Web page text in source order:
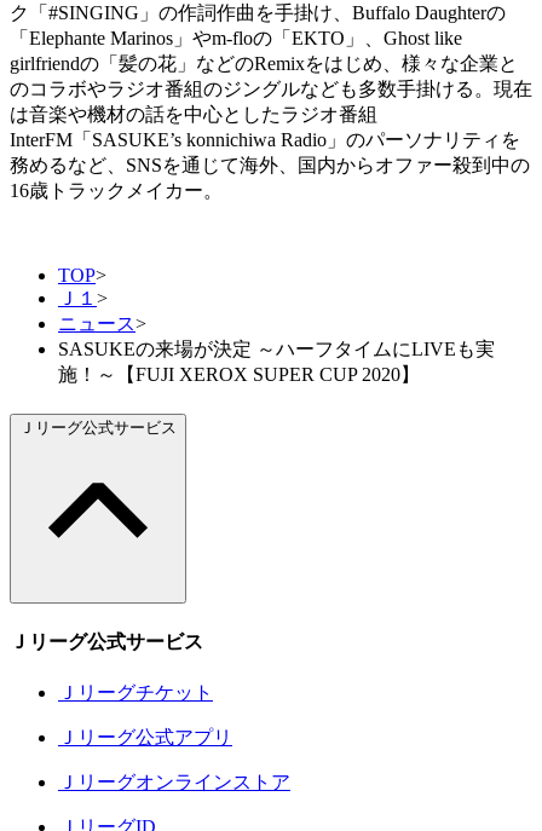
ク「#SINGING」の作詞作曲を手掛け、Buffalo Daughterの
「Elephante Marinos」やm-floの「EKTO」、Ghost like
girlfriendの「髪の花」などのRemixをはじめ、様々な企業と
のコラボやラジオ番組のジングルなども多数手掛ける。現在
は音楽や機材の話を中心としたラジオ番組
InterFM「SASUKE’s konnichiwa Radio」のパーソナリティを
務めるなど、SNSを通じて海外、国内からオファー殺到中の
16歳トラックメイカー。
TOP>
Ｊ１ >
ニュース>
SASUKEの来場が決定 ～ハーフタイムにLIVEも実
施！～【FUJI XEROX SUPER CUP 2020】
Ｊリーグ公式サービス
Ｊリーグ公式サービス
Ｊリーグチケット
Ｊリーグ公式アプリ
Ｊリーグオンラインストア
ＪリーグID